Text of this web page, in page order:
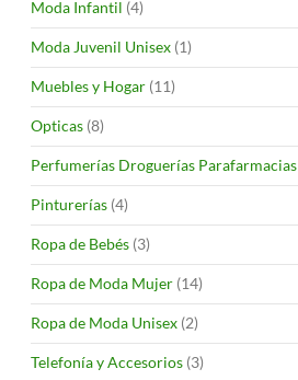
Moda Infantil (4)
Moda Juvenil Unisex (1)
Muebles y Hogar (11)
Opticas (8)
Perfumerías Droguerías Parafarmacias
Pinturerías (4)
Ropa de Bebés (3)
Ropa de Moda Mujer (14)
Ropa de Moda Unisex (2)
Telefonía y Accesorios (3)